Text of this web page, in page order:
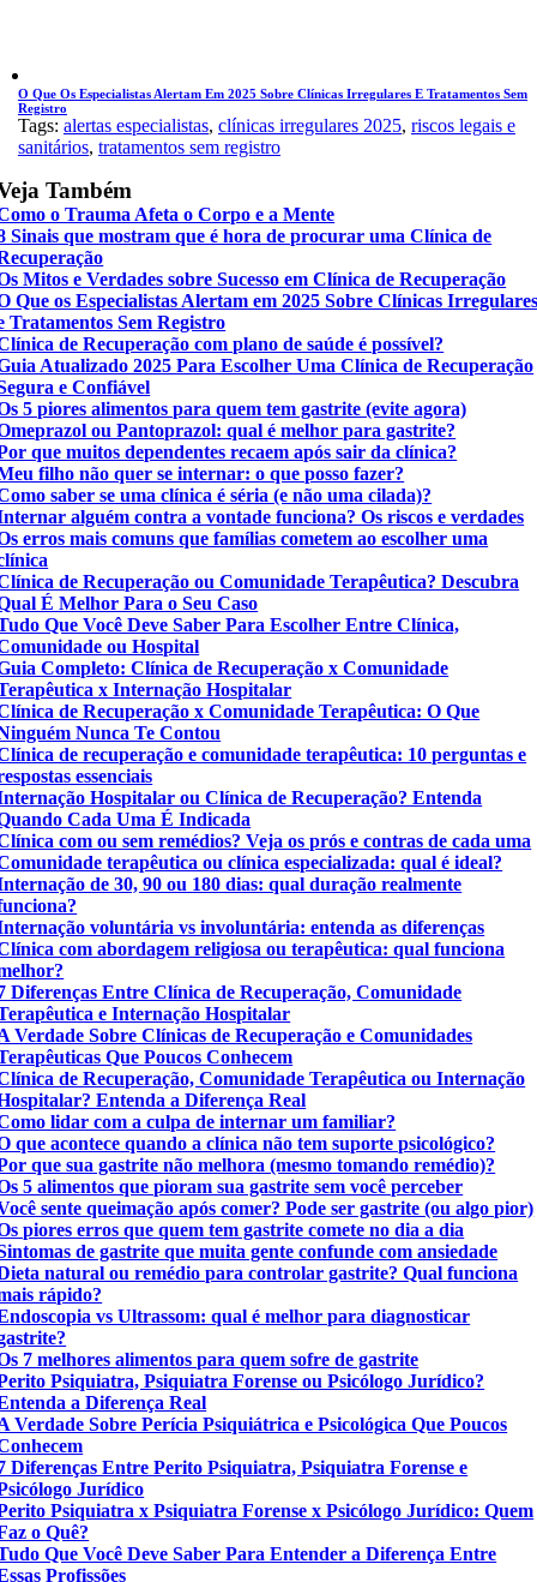
O Que Os Especialistas Alertam Em 2025 Sobre Clínicas Irregulares E Tratamentos Sem
Registro
Tags: alertas especialistas, clínicas irregulares 2025, riscos legais e
sanitários, tratamentos sem registro
Também
o Trauma Afeta o Corpo e a Mente
Sinais que mostram que é hora de procurar uma Clínica de
Mitos e Verdades sobre Sucesso em Clínica de Recuperação
Que os Especialistas Alertam em 2025 Sobre Clínicas
Tratamentos Sem Registro
de Recuperação com plano de saúde é possível?
Atualizado 2025 Para Escolher Uma Clínica de Recuperação
e Confiável
5 piores alimentos para quem tem gastrite (evite agora)
ou Pantoprazol: qual é melhor para gastrite?
que muitos dependentes recaem após sair da clínica?
filho não quer se internar: o que posso fazer?
saber se uma clínica é séria (e não uma cilada)?
alguém contra a vontade funciona? Os riscos e verdades
erros mais comuns que famílias cometem ao escolher uma
de Recuperação ou Comunidade Terapêutica? Descubra
É Melhor Para o Seu Caso
Que Você Deve Saber Para Escolher Entre Clínica,
ou Hospital
Completo: Clínica de Recuperação x Comunidade
x Internação Hospitalar
de Recuperação x Comunidade Terapêutica: O Que
Nunca Te Contou
de recuperação e comunidade terapêutica: 10 perguntas e
essenciais
Hospitalar ou Clínica de Recuperação? Entenda
Cada Uma É Indicada
com ou sem remédios? Veja os prós e contras de cada uma
terapêutica ou clínica especializada: qual é ideal?
de 30, 90 ou 180 dias: qual duração realmente
voluntária vs involuntária: entenda as diferenças
com abordagem religiosa ou terapêutica: qual funciona
Diferenças Entre Clínica de Recuperação, Comunidade
e Internação Hospitalar
Verdade Sobre Clínicas de Recuperação e Comunidades
Que Poucos Conhecem
de Recuperação, Comunidade Terapêutica ou Internação
Entenda a Diferença Real
lidar com a culpa de internar um familiar?
que acontece quando a clínica não tem suporte psicológico?
que sua gastrite não melhora (mesmo tomando remédio)?
5 alimentos que pioram sua gastrite sem você perceber
sente queimação após comer? Pode ser gastrite (ou algo pior)
piores erros que quem tem gastrite comete no dia a dia
de gastrite que muita gente confunde com ansiedade
natural ou remédio para controlar gastrite? Qual funciona
rápido?
vs Ultrassom: qual é melhor para diagnosticar
7 melhores alimentos para quem sofre de gastrite
Psiquiatra, Psiquiatra Forense ou Psicólogo Jurídico?
a Diferença Real
Verdade Sobre Perícia Psiquiátrica e Psicológica Que Poucos
Diferenças Entre Perito Psiquiatra, Psiquiatra Forense e
Jurídico
Psiquiatra x Psiquiatra Forense x Psicólogo Jurídico: Quem
o Quê?
Que Você Deve Saber Para Entender a Diferença Entre
Profissões